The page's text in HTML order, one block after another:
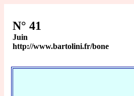
N° 41
Juin
http://www.bartolini.fr/bone